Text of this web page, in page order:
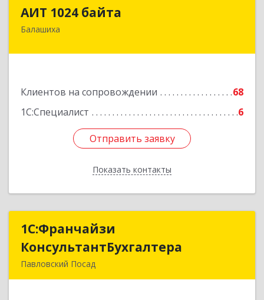
АИТ 1024 байта
Балашиха
Клиентов на сопровождении
68
1С:Специалист
6
Отправить заявку
Показать контакты
143909, Московская обл, Балашиха г, Солнечная
Отправить заявку
Назад
1С:Франчайзи
КонсультантБухгалтера
Павловский Посад
КонсультантБухгалтера